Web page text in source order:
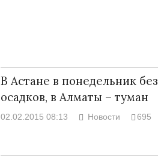
В Астане в понедельник без
осадков, в Алматы – туман
02.02.2015 08:13 Новости 695